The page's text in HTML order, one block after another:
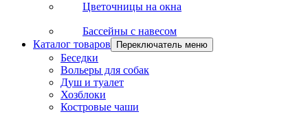
Цветочницы на окна
Бассейны с навесом
Каталог товаров
Переключатель меню
Беседки
Вольеры для собак
Душ и туалет
Хозблоки
Костровые чаши